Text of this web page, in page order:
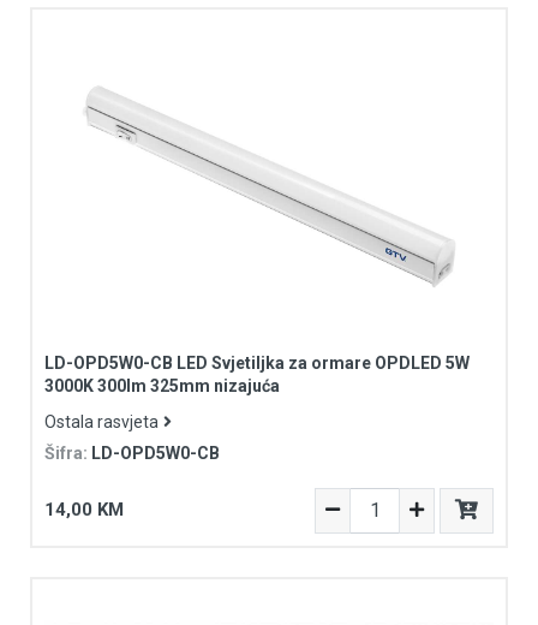
LD-OPD5W0-CB LED Svjetiljka za ormare OPDLED 5W
3000K 300lm 325mm nizajuća
Ostala rasvjeta
Šifra: LD-OPD5W0-CB
14,00 KM